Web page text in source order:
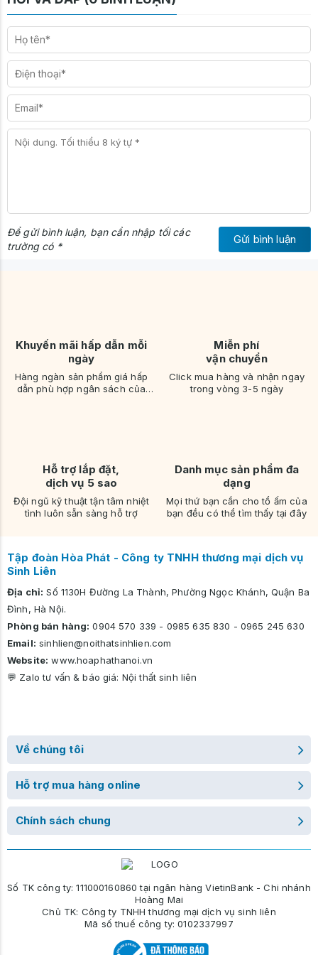
Để gửi bình luận, bạn cần nhập tối các
trường có *
Gửi bình luận
Khuyến mãi hấp dẫn mỗi
ngày
Hàng ngàn sản phẩm giá hấp
dẫn phù hợp ngân sách của
Miễn phí
vận chuyển
Click mua hàng và nhận ngay
trong vòng 3-5 ngày
Hỗ trợ lắp đặt,
dịch vụ 5 sao
Đội ngũ kỹ thuật tận tâm nhiệt
tình luôn sẵn sàng hỗ trợ
Danh mục sản phẩm đa
dạng
Mọi thứ bạn cần cho tổ ấm của
bạn đều có thể tìm thấy tại đây
Tập đoàn Hòa Phát - Công ty TNHH thương mại dịch vụ
Sinh Liên
Địa chỉ: Số 1130H Đường La Thành, Phường Ngọc Khánh, Quận Ba
Đình, Hà Nội.
Phòng bán hàng: 0904 570 339 - 0985 635 830 - 0965 245 630
Email: sinhlien@noithatsinhlien.com
Website: www.hoaphathanoi.vn
💬 Zalo tư vấn & báo giá: Nội thất sinh liên
Về chúng tôi
Hỗ trợ mua hàng online
Chính sách chung
Số TK công ty: 111000160860 tại ngân hàng VietinBank - Chi nhánh
Hoàng Mai
Chủ TK: Công ty TNHH thương mại dịch vụ sinh liên
Mã số thuế công ty: 0102337997